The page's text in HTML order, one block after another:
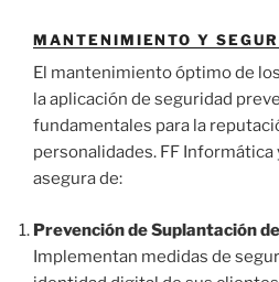
MANTENIMIENTO Y
El mantenimiento óptimo de
la aplicación de seguridad
fundamentales para la
personalidades. FF Informática
asegura de:
Prevención de Suplantación
Implementan medidas de